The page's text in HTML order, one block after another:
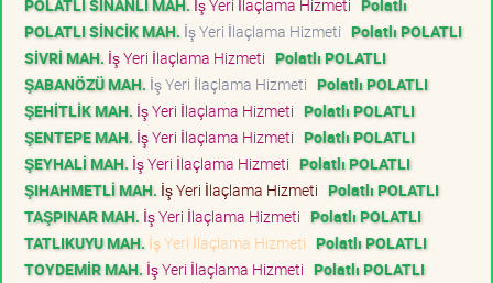
POLATLI SİNANLI MAH. İş Yeri İlaçlama Hizmeti Polatlı
POLATLI SİNCİK MAH. İş Yeri İlaçlama Hizmeti Polatlı POLATLI
SİVRİ MAH. İş Yeri İlaçlama Hizmeti Polatlı POLATLI
ŞABANÖZÜ MAH. İş Yeri İlaçlama Hizmeti Polatlı POLATLI
ŞEHİTLİK MAH. İş Yeri İlaçlama Hizmeti Polatlı POLATLI
ŞENTEPE MAH. İş Yeri İlaçlama Hizmeti Polatlı POLATLI
ŞEYHALİ MAH. İş Yeri İlaçlama Hizmeti Polatlı POLATLI
ŞIHAHMETLİ MAH. İş Yeri İlaçlama Hizmeti Polatlı POLATLI
TAŞPINAR MAH. İş Yeri İlaçlama Hizmeti Polatlı POLATLI
TATLIKUYU MAH. İş Yeri İlaçlama Hizmeti Polatlı POLATLI
TOYDEMİR MAH. İş Yeri İlaçlama Hizmeti Polatlı POLATLI